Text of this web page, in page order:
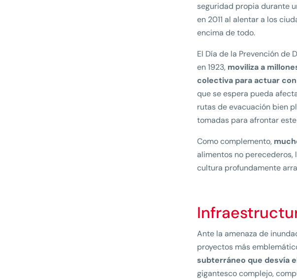
seguridad propia durante
en 2011 al alentar a los
encima de todo.
El Día de la Prevención de
en 1923, moviliza a
colectiva para actuar
que se espera pueda
rutas de evacuación bien
tomadas para afrontar
Como complemento,
alimentos no
cultura profundamente
Ante la amenaza de
proyectos más
subterráneo que desvía
gigantesco complejo,